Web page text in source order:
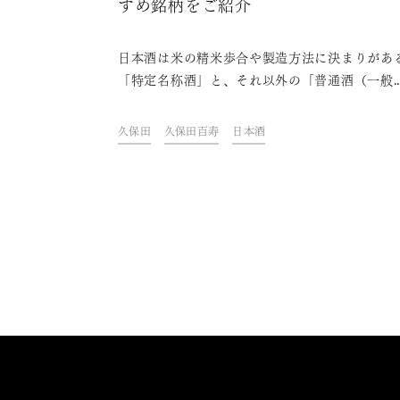
すめ銘柄をご紹介
日本酒は米の精米歩合や製造方法に決まりがあ
「特定名称酒」と、それ以外の「普通酒（一般
そこからさらに「本醸造酒」「吟醸酒」「純米
の3つに分かれます。この記事では「本醸造酒」
久保田 久保田百寿 日本酒